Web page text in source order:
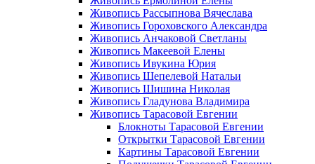
Живопись Рассыпнова Вячеслава
Живопись Гороховского Александра
Живопись Анчаковой Светланы
Живопись Макеевой Елены
Живопись Ивукина Юрия
Живопись Шепелевой Натальи
Живопись Шишина Николая
Живопись Гладунова Владимира
Живопись Тарасовой Евгении
Блокноты Тарасовой Евгении
Открытки Тарасовой Евгении
Картины Тарасовой Евгении